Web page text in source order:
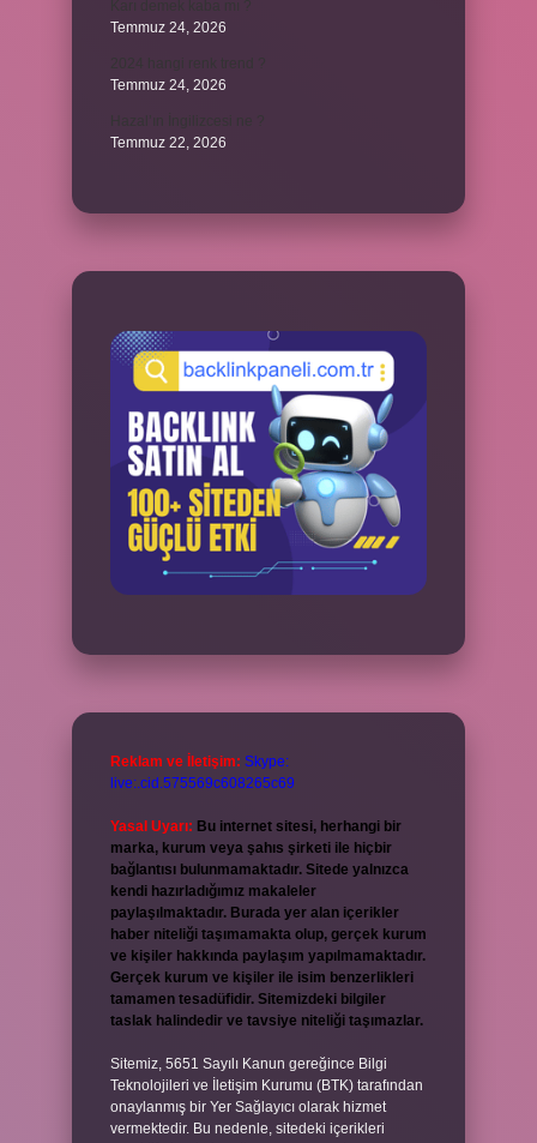
Temmuz 24, 2026
Temmuz 24, 2026
Temmuz 22, 2026
Reklam ve İletişim: Skype:
live:.cid.575569c608265c69
Yasal Uyarı: Bu internet sitesi, herhangi bir
marka, kurum veya şahıs şirketi ile hiçbir
bağlantısı bulunmamaktadır. Sitede yalnızca
kendi hazırladığımız makaleler
paylaşılmaktadır. Burada yer alan içerikler
haber niteliği taşımamakta olup, gerçek kurum
ve kişiler hakkında paylaşım yapılmamaktadır.
Gerçek kurum ve kişiler ile isim benzerlikleri
tamamen tesadüfidir. Sitemizdeki bilgiler
taslak halindedir ve tavsiye niteliği taşımazlar.
Sitemiz, 5651 Sayılı Kanun gereğince Bilgi
Teknolojileri ve İletişim Kurumu (BTK) tarafından
onaylanmış bir Yer Sağlayıcı olarak hizmet
vermektedir. Bu nedenle, sitedeki içerikleri